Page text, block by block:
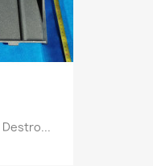
Destro...